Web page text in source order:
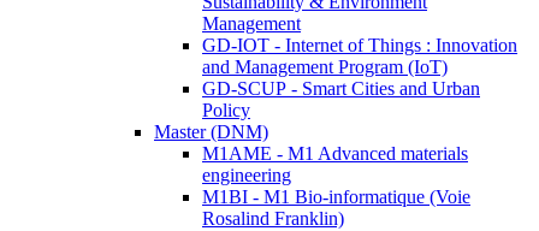
Management
GD-IOT - Internet of Things : Innovation
and Management Program (IoT)
GD-SCUP - Smart Cities and Urban
Policy
Master (DNM)
M1AME - M1 Advanced materials
engineering
M1BI - M1 Bio-informatique (Voie
Rosalind Franklin)